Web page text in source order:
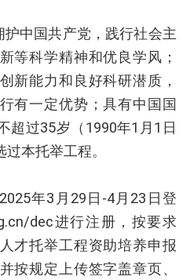
中国共产党，践行社会主
等科学精神和优良学风；
新能力和良好科研潜质，
有一定优势；具有中国国
超过35岁（1990年1月1日
本托举工程。
年3月29日-4月23日登
dec进行注册，按要求
才托举工程资助培养申报
按规定上传签字盖章页、